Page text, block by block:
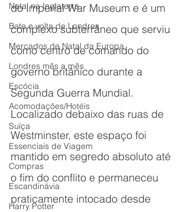
Natal na Inglaterra
Bate e volta de Londres
Mercados de Natal da Europa
Londres mês a mês
Escócia
Acomodações/Hotéis
Suíça
Essenciais de Viagem
Compras
Escandinávia
Harry Potter
do Imperial War Museum e é um
complexo subterrâneo que serviu
como centro de comando do
governo britânico durante a
Segunda Guerra Mundial.
Localizado debaixo das ruas de
Westminster, este espaço foi
mantido em segredo absoluto até
o fim do conflito e permaneceu
praticamente intocado desde